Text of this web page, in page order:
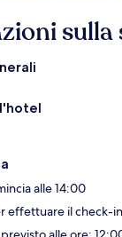
alle 14:00
effettuare il check-